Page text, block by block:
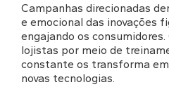
Campanhas direcionadas
e emocional das inovações
engajando os
lojistas por meio de
constante os transforma
novas tecnologias.